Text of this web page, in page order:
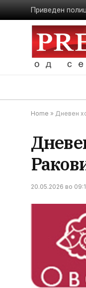
Приведен
Home » Дневен
20.05.2026 во